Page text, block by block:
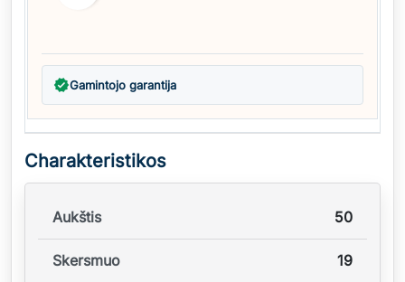
verifiedGamintojo garantija
Charakteristikos
Aukštis 50
Skersmuo 19